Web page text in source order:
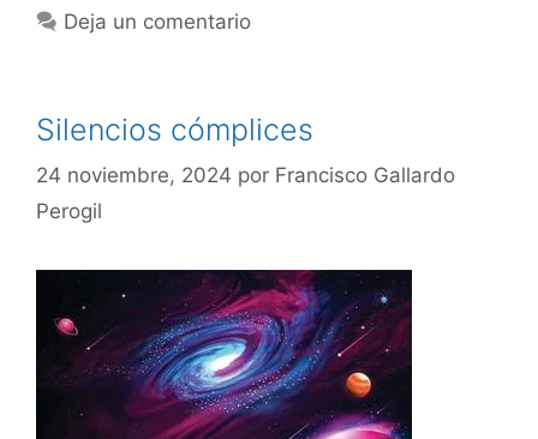
Deja un comentario
Silencios cómplices
24 noviembre, 2024 por Francisco Gallardo
Perogil